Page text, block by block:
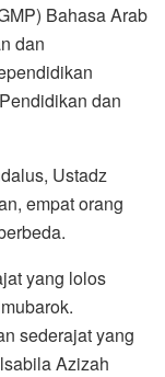
Bahasa Arab
dan
dan
Ustadz
empat orang
yang lolos
sederajat yang
Azizah